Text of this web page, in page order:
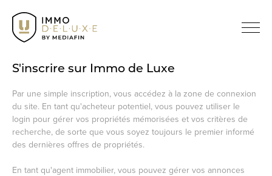
S'inscrire sur Immo de Luxe
Par une simple inscription, vous accédez à la zone de connexion
du site. En tant qu'acheteur potentiel, vous pouvez utiliser le
login pour gérer vos propriétés mémorisées et vos critères de
recherche, de sorte que vous soyez toujours le premier informé
des dernières offres de propriétés.
En tant qu'agent immobilier, vous pouvez gérer vos annonces